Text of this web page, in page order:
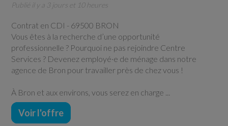
Publié il y a 3 jours et 10 heures
Contrat en CDI - 69500 BRON
Vous êtes à la recherche d’une opportunité
professionnelle ? Pourquoi ne pas rejoindre Centre
Services ? Devenez employé·e de ménage dans notre
agence de Bron pour travailler près de chez vous !
À Bron et aux environs, vous serez en charge ...
Voir l'offre